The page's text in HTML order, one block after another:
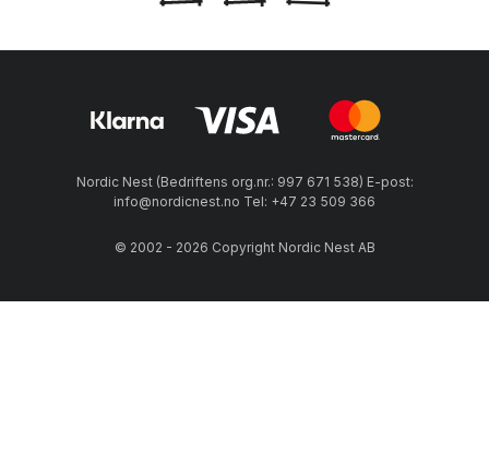
Nordic Nest (Bedriftens org.nr.: 997 671 538) E-post:
info@nordicnest.no Tel: +47 23 509 366
© 2002 - 2026 Copyright Nordic Nest AB